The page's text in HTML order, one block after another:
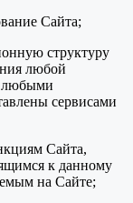
Сайта;
структуру
любой
любыми
сервисами
Сайта,
к данному
на Сайте;